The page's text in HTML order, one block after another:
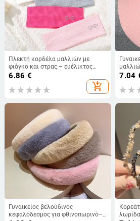
Πλεκτή κορδέλα μαλλιών με
φιόγκο και στρας – ευέλικτος
αξεσουάρ μαλλιών για χορό
6.86 €
add_shopping_cart
7.04
Γυναικείος βελούδινος
κεφαλόδεσμος για φθινοπωρινό–